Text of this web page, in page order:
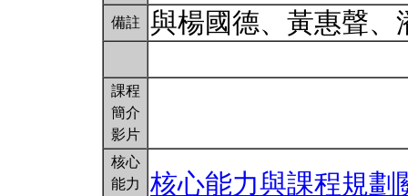
備註 與楊國德、黃惠聲
課程
簡介
影片
核心
能力
核心能力與課程規劃